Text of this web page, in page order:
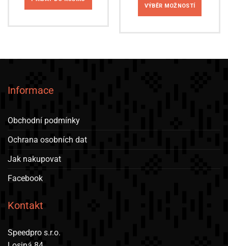
až
VÝBĚR MOŽNOSTÍ
produktu
Informace
Obchodní podmínky
Ochrana osobních dat
Jak nakupovat
Facebook
Kontakt
Speedpro s.r.o.